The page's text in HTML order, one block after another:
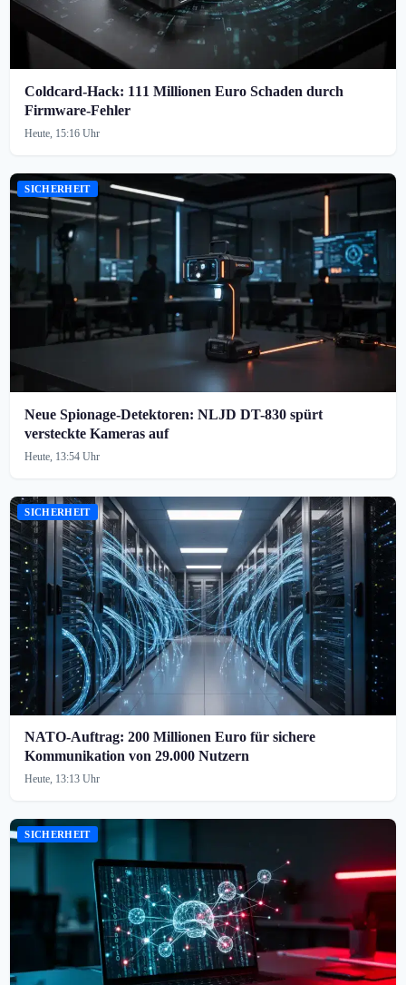
Coldcard-Hack: 111 Millionen Euro Schaden durch
Firmware-Fehler
Heute, 15:16 Uhr
SICHERHEIT
Neue Spionage-Detektoren: NLJD DT-830 spürt
versteckte Kameras auf
Heute, 13:54 Uhr
SICHERHEIT
NATO-Auftrag: 200 Millionen Euro für sichere
Kommunikation von 29.000 Nutzern
Heute, 13:13 Uhr
SICHERHEIT